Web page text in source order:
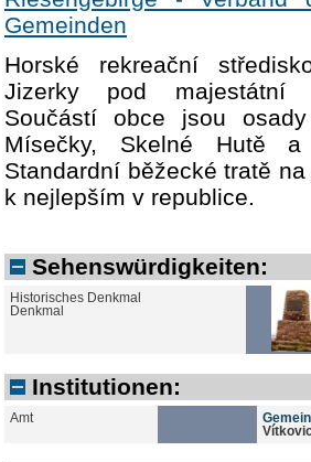
Gemeinden
Horské rekreační
Jizerky pod majestátní
Součástí obce jsou
Mísečky, Skelné Hutě
Standardní běžecké tratě
k nejlepším v republice.
Sehenswürdigkeiten:
Historisches Denkmal
Denkmal
Institutionen:
Amt